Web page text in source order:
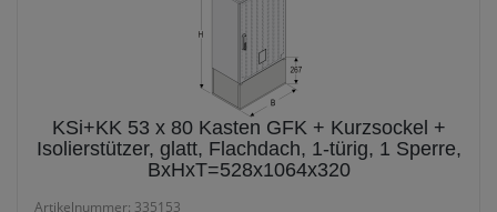
KSi+KK 53 x 80 Kasten GFK + Kurzsockel +
Isolierstützer, glatt, Flachdach, 1-türig, 1 Sperre,
BxHxT=528x1064x320
Artikelnummer: 335153